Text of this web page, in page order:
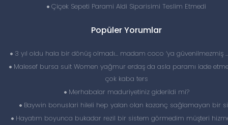
Çiçek Sepeti Parami Aldi Siparisimi Teslim Etmedi
Popüler Yorumlar
3 yıl oldu hala bir dönüş olmadı… madam coco ‘ya güvenilmezmiş
Malesef bursa suit Women yağmur erdaş da asla paramı iade
çok kaba ters
Merhabalar maduriyetiniz giderildi mi?
Baywin bonuslari hileli hep yalan olan kazanç sağlamayan bir
Hayatım boyunca bukadar rezil bir sistem görmedim müşteri